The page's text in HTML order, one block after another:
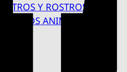
RASTROS Y ROSTROS
VÍNCULOS ANIMALES